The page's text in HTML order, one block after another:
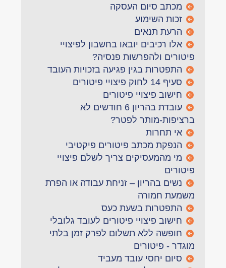
מכתב סיום העסקה
זכות השימוע
הרעת תנאים
אלו רכיבים יובאו בחשבון לפיצויי
פיטורים ולהפרשות פנסיה?
התפטרות בגין פגיעה בזכויות העובד
סעיף 14 לחוק פיצויי פיטורים
חישוב פיצויי פיטורים
עובדת בהריון 6 חודשים לא
ברציפות-מותר לפטר?
אי תחרות
הנפקת מכתב פיטורים פיקטיבי
מי מהמעסיקים צריך לשלם פיצויי
פיטורים
נשים בהריון – זניחת עבודה או הפרת
משמעת חמורה
התפטרות בשעת כעס
חישוב פיצויי פיטורים לעובד גלובלי
חופשה ללא תשלום לפרק זמן בלתי
מוגדר - פיטורים
סיום יחסי עובד מעביד